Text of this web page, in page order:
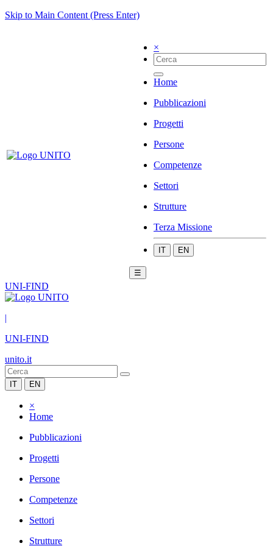
Skip to Main Content (Press Enter)
×
Home
Pubblicazioni
Progetti
Persone
Competenze
Settori
Strutture
Terza Missione
IT EN
☰
UNI-FIND
|
UNI-FIND
unito.it
IT EN
×
Home
Pubblicazioni
Progetti
Persone
Competenze
Settori
Strutture